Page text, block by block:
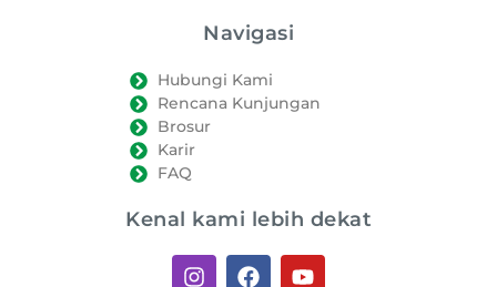
Navigasi
Hubungi Kami
Rencana Kunjungan
Brosur
Karir
FAQ
Kenal kami lebih dekat